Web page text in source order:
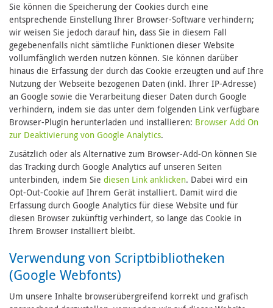
Sie können die Speicherung der Cookies durch eine
entsprechende Einstellung Ihrer Browser-Software verhindern;
wir weisen Sie jedoch darauf hin, dass Sie in diesem Fall
gegebenenfalls nicht sämtliche Funktionen dieser Website
vollumfänglich werden nutzen können. Sie können darüber
hinaus die Erfassung der durch das Cookie erzeugten und auf Ihre
Nutzung der Webseite bezogenen Daten (inkl. Ihrer IP-Adresse)
an Google sowie die Verarbeitung dieser Daten durch Google
verhindern, indem sie das unter dem folgenden Link verfügbare
Browser-Plugin herunterladen und installieren: Browser Add On
zur Deaktivierung von Google Analytics.
Zusätzlich oder als Alternative zum Browser-Add-On können Sie
das Tracking durch Google Analytics auf unseren Seiten
unterbinden, indem Sie diesen Link anklicken. Dabei wird ein
Opt-Out-Cookie auf Ihrem Gerät installiert. Damit wird die
Erfassung durch Google Analytics für diese Website und für
diesen Browser zukünftig verhindert, so lange das Cookie in
Ihrem Browser installiert bleibt.
Verwendung von Scriptbibliotheken
(Google Webfonts)
Um unsere Inhalte browserübergreifend korrekt und grafisch